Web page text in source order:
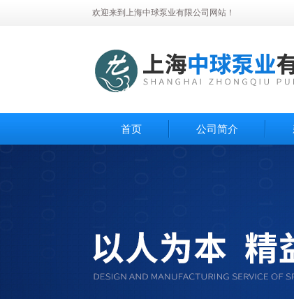
欢迎来到上海中球泵业有限公司网站！
首页 公司简介